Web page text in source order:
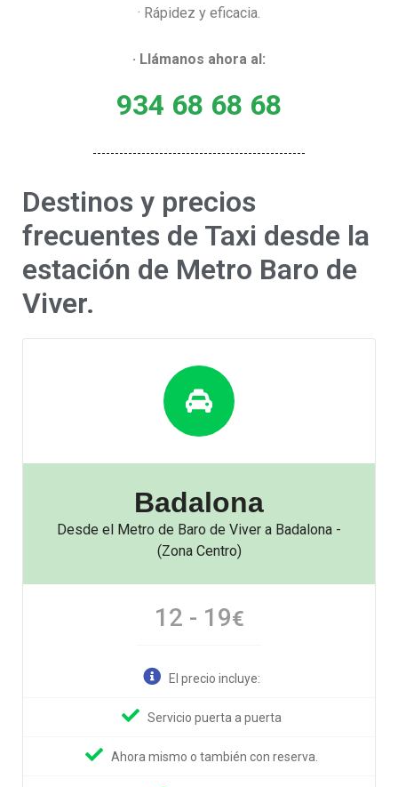
· Rápidez y eficacia.
· Llámanos ahora al:
934 68 68 68
Destinos y precios
frecuentes de Taxi desde la
estación de Metro Baro de
Viver.
Badalona
Desde el Metro de Baro de Viver a Badalona -
(Zona Centro)
12 - 19€
El precio incluye:
Servicio puerta a puerta
Ahora mismo o también con reserva.